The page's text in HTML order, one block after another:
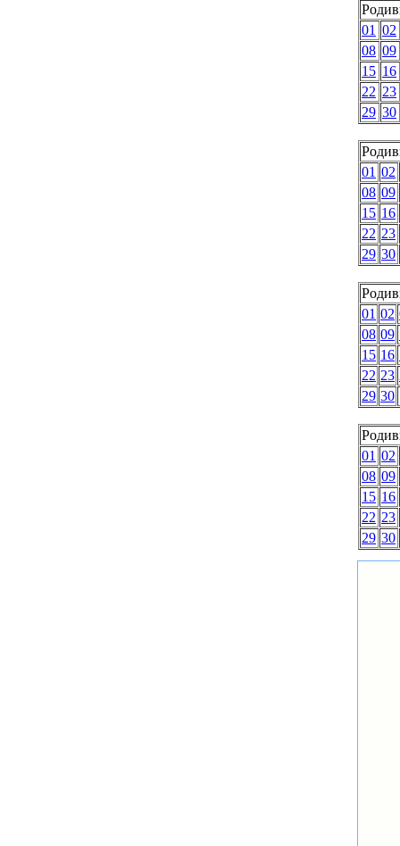
01 02
08 09
15 16
22 23
29 30
01 02
08 09
15 16
22 23
29 30
01 02
08 09
15 16
22 23
29 30
01 02
08 09
15 16
22 23
29 30